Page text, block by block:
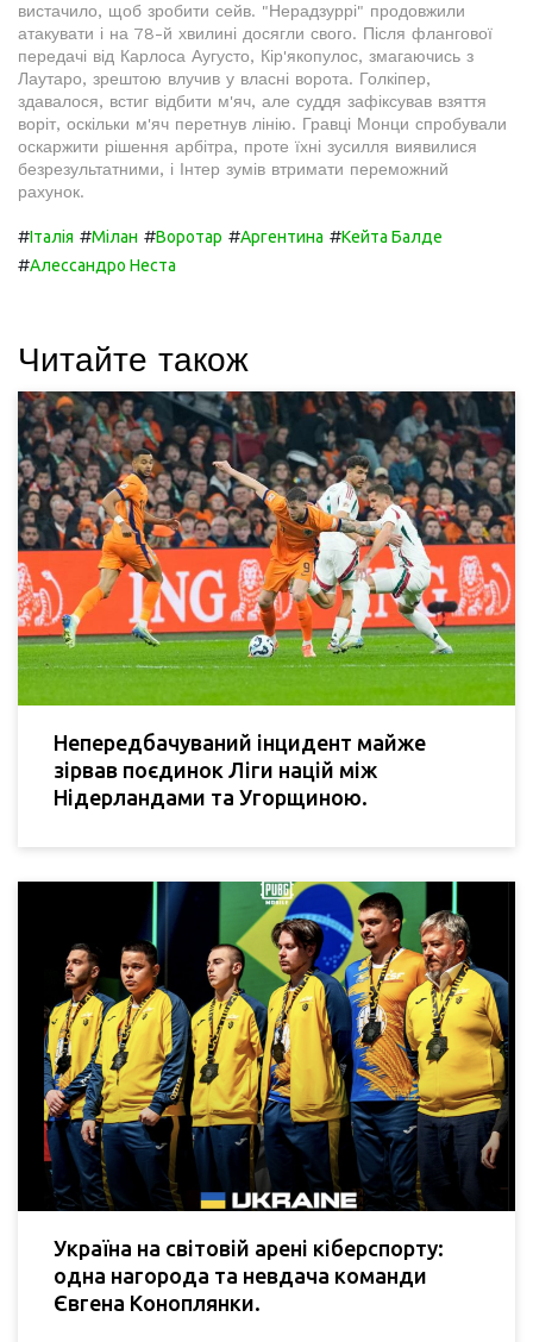
вистачило, щоб зробити сейв. "Нерадзуррі" продовжили
атакувати і на 78-й хвилині досягли свого. Після флангової
передачі від Карлоса Аугусто, Кір'якопулос, змагаючись з
Лаутаро, зрештою влучив у власні ворота. Голкіпер,
здавалося, встиг відбити м'яч, але суддя зафіксував взяття
воріт, оскільки м'яч перетнув лінію. Гравці Монци спробували
оскаржити рішення арбітра, проте їхні зусилля виявилися
безрезультатними, і Інтер зумів втримати переможний
рахунок.
#Італія #Мілан #Воротар #Аргентина #Кейта Балде
#Алессандро Неста
Читайте також
Непередбачуваний інцидент майже
зірвав поєдинок Ліги націй між
Нідерландами та Угорщиною.
Україна на світовій арені кіберспорту:
одна нагорода та невдача команди
Євгена Коноплянки.